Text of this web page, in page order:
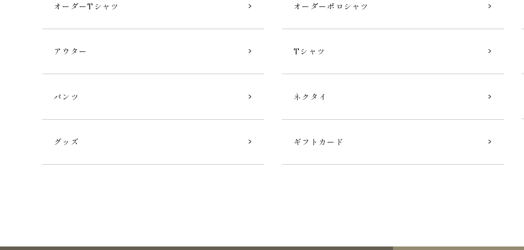
オーダーTシャツ オーダーポロシャツ
アウター Tシャツ
パンツ ネクタイ
グッズ ギフトカード